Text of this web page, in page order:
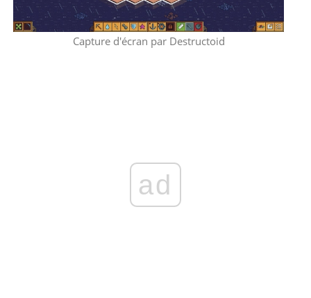
Capture d'écran par Destructoid
ad